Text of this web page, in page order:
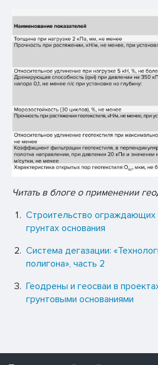
Читать в блоге о применении
Строительство
грунтах основания
Система дегазации:
полигона», часть 2
Геодрены и геосваи в
грунтовыми основаниями